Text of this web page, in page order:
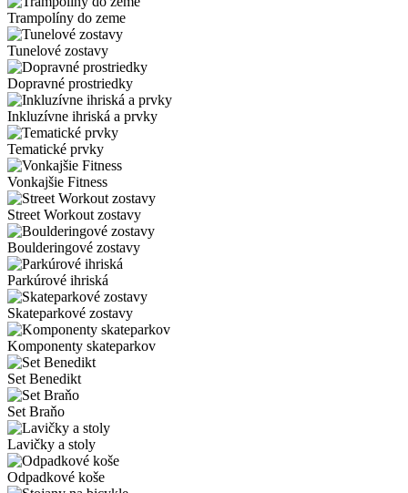
Trampolíny do zeme
Tunelové zostavy
Dopravné prostriedky
Inkluzívne ihriská a prvky
Tematické prvky
Vonkajšie Fitness
Street Workout zostavy
Boulderingové zostavy
Parkúrové ihriská
Skateparkové zostavy
Komponenty skateparkov
Set Benedikt
Set Braňo
Lavičky a stoly
Odpadkové koše